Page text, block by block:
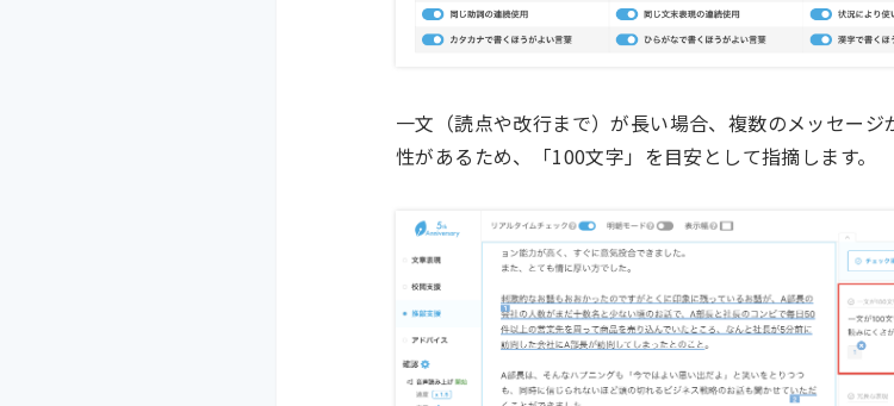
一文（読点や改行まで）が長い場合、複数のメッセー
性があるため、「100文字」を目安として指摘します。